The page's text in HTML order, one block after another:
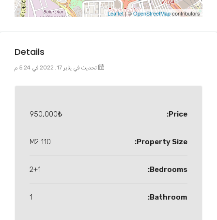
Leaflet| ©OpenStreetMapcontributors
Details
تحديث في يناير 17, 2022 في 5:24 م
Price:
950,000₺
Property Size:
110 M2
Bedrooms:
2+1
Bathroom:
1